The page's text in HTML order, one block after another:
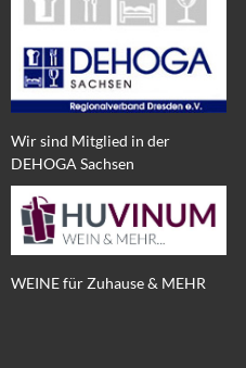
Wir sind Mitglied in der
DEHOGA Sachsen
WEINE für Zuhause & MEHR